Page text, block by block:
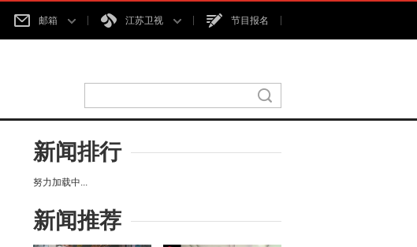
邮箱 江苏卫视 节目报名
新闻排行
努力加载中...
新闻推荐